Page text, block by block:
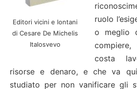
Editori vicini e lontani
di Cesare De Michelis
Italosvevo
ruolo
o meglio
costa
risorse e denaro, e che va
studiato per non vanificare gli